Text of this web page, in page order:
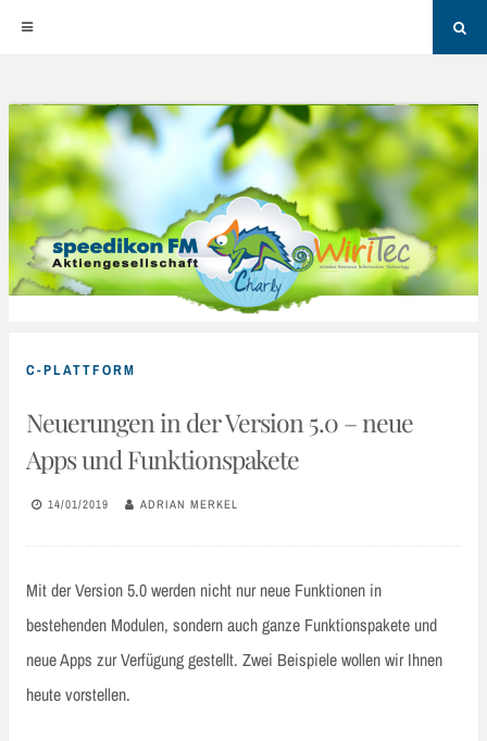
content
C-PLATTFORM
Neuerungen in der Version 5.0 – neue
Apps und Funktionspakete
14/01/2019 ADRIAN MERKEL
Mit der Version 5.0 werden nicht nur neue Funktionen in
bestehenden Modulen, sondern auch ganze Funktionspakete und
neue Apps zur Verfügung gestellt. Zwei Beispiele wollen wir Ihnen
heute vorstellen.